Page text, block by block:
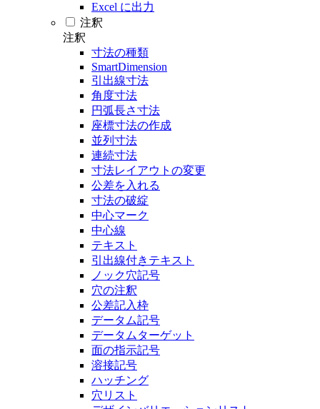
Excel に出力
注釈
注釈
寸法の種類
SmartDimension
引出線寸法
角度寸法
円弧長さ寸法
座標寸法の作成
並列寸法
連続寸法
寸法レイアウトの変更
公差を入れる
寸法の破綻
中心マーク
中心線
テキスト
引出線付きテキスト
ノック穴記号
穴の注釈
公差記入枠
データム記号
データムターゲット
面の指示記号
溶接記号
ハッチング
穴リスト